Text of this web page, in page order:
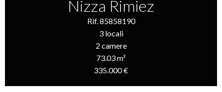
Nizza Rimiez
Rif. 85858190
3 locali
2 camere
73.03 m²
335.000 €